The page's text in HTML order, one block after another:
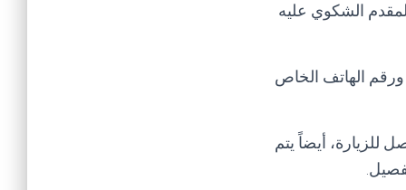
الشكوي عليه
ورقم الهاتف الخاص
للزيارة، أيضاً يتم